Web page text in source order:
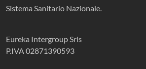
Sistema Sanitario Nazionale.
Eureka Intergroup Srls
P.IVA 02871390593